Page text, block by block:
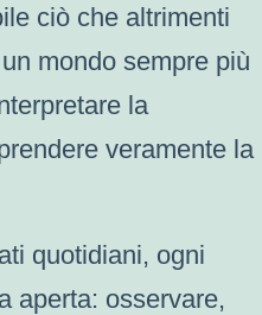
ciò che altrimenti
mondo sempre più
la
veramente la
quotidiani, ogni
aperta: osservare,